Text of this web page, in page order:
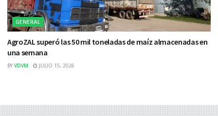
GENERAL
AgroZAL superó las 50 mil toneladas de maíz almacenadas en
una semana
BY VDVM JULIO 15, 2026